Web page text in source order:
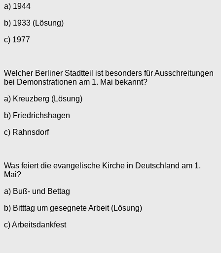
a) 1944
b) 1933 (Lösung)
c) 1977
Welcher Berliner Stadtteil ist besonders für Ausschreitungen
bei Demonstrationen am 1. Mai bekannt?
a) Kreuzberg (Lösung)
b) Friedrichshagen
c) Rahnsdorf
Was feiert die evangelische Kirche in Deutschland am 1.
Mai?
a) Buß- und Bettag
b) Bitttag um gesegnete Arbeit (Lösung)
c) Arbeitsdankfest